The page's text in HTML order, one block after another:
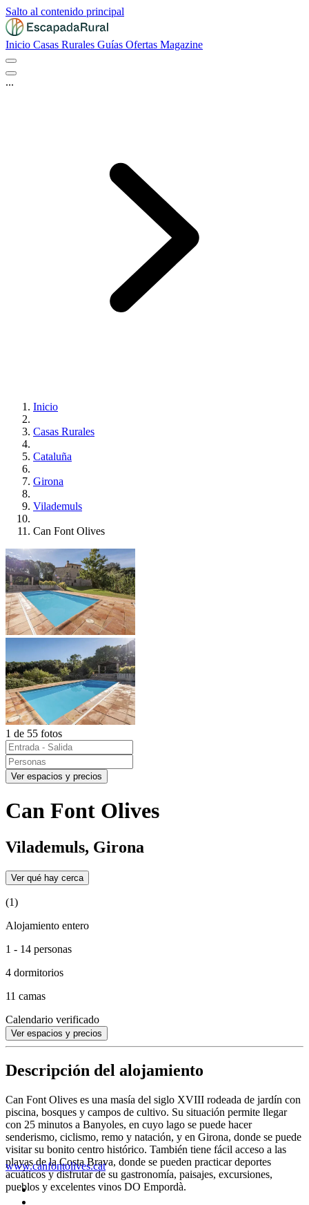
Salto al contenido principal
Inicio Casas Rurales Guías Ofertas Magazine
...
Inicio
Casas Rurales
Cataluña
Girona
Vilademuls
Can Font Olives
1 de 55 fotos
Ver espacios y precios
Can Font Olives
Vilademuls, Girona
Ver qué hay cerca
(1)
Alojamiento entero
1 - 14 personas
4 dormitorios
11 camas
Calendario verificado
Ver espacios y precios
Descripción del alojamiento
Can Font Olives es una masía del siglo XVIII rodeada de jardín con
piscina, bosques y campos de cultivo. Su situación permite llegar
con 25 minutos a Banyoles, en cuyo lago se puede hacer
senderismo, ciclismo, remo y natación, y en Girona, donde se puede
visitar su bonito centro histórico. También tiene fácil acceso a las
playas de la Costa Brava, donde se pueden practicar deportes
acuáticos y disfrutar de su gastronomía, paisajes, excursiones,
pueblos y excelentes vinos DO Empordà.
www.canfontolives.cat